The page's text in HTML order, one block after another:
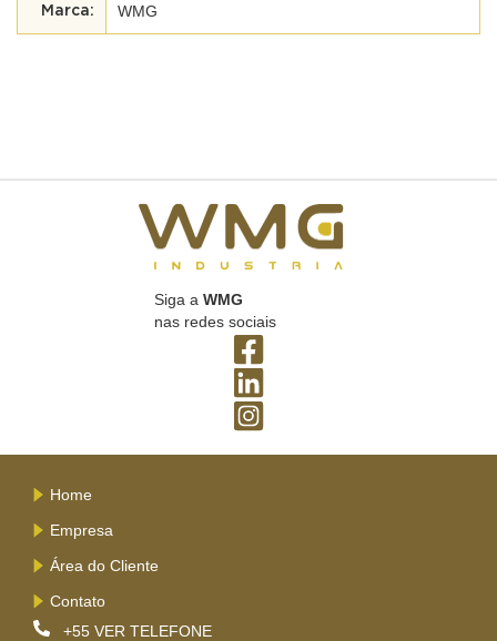
WMG
Siga a WMG
nas redes sociais
Home
Empresa
Área do Cliente
Contato
+55 VER TELEFONE